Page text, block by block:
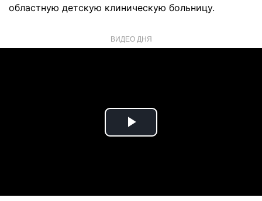
областную детскую клиническую больницу.
ВИДЕО ДНЯ
Play